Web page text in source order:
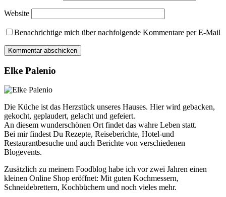
Website
Benachrichtige mich über nachfolgende Kommentare per E-Mail
Elke Palenio
Die Küche ist das Herzstück unseres Hauses. Hier wird gebacken,
gekocht, geplaudert, gelacht und gefeiert.
An diesem wunderschönen Ort findet das wahre Leben statt.
Bei mir findest Du Rezepte, Reiseberichte, Hotel-und
Restaurantbesuche und auch Berichte von verschiedenen
Blogevents.
Zusätzlich zu meinem Foodblog habe ich vor zwei Jahren einen
kleinen Online Shop eröffnet: Mit guten Kochmessern,
Schneidebrettern, Kochbüchern und noch vieles mehr.